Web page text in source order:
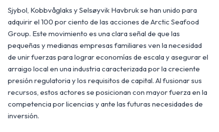
Sjybol, Kobbvåglaks y Selsøyvik Havbruk se han unido para
adquirir el 100 por ciento de las acciones de Arctic Seafood
Group. Este movimiento es una clara señal de que las
pequeñas y medianas empresas familiares ven la necesidad
de unir fuerzas para lograr economías de escala y asegurar el
arraigo local en una industria caracterizada por la creciente
presión regulatoria y los requisitos de capital. Al fusionar sus
recursos, estos actores se posicionan con mayor fuerza en la
competencia por licencias y ante las futuras necesidades de
inversión.